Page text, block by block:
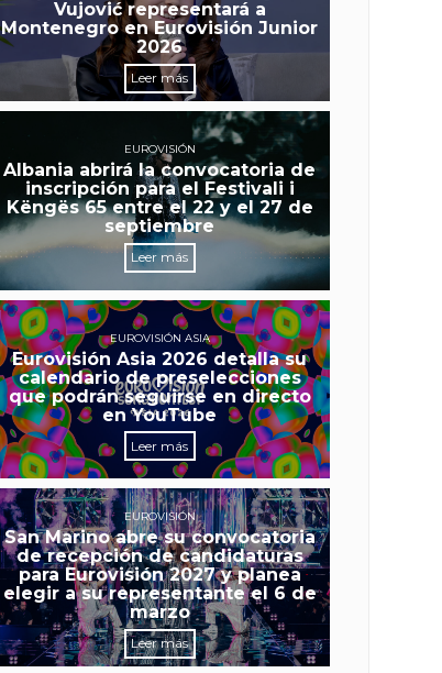
Vujović representará a
Montenegro en Eurovisión Junior
2026
Leer más
EUROVISIÓN
Albania abrirá la convocatoria de
inscripción para el Festivali i
Këngës 65 entre el 22 y el 27 de
septiembre
Leer más
EUROVISIÓN ASIA
Eurovisión Asia 2026 detalla su
calendario de preselecciones
que podrán seguirse en directo
en YouTube
Leer más
EUROVISIÓN
San Marino abre su convocatoria
de recepción de candidaturas
para Eurovisión 2027 y planea
elegir a su representante el 6 de
marzo
Leer más